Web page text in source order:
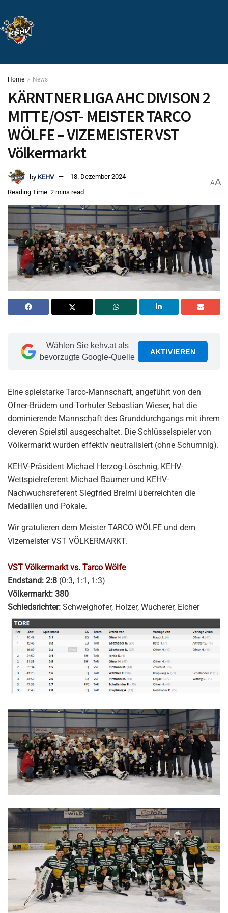
Home News
KÄRNTNER LIGA AHC DIVISON 2
MITTE/OST- MEISTER TARCO
WÖLFE – VIZEMEISTER VST
Völkermarkt
by KEHV
18. Dezember 2024
Reading Time: 2 mins read
AA
Wählen Sie kehv.at als
bevorzugte Google-Quelle
AKTIVIEREN
Eine spielstarke Tarco-Mannschaft, angeführt von den
Ofner-Brüdern und Torhüter Sebastian Wieser, hat die
dominierende Mannschaft des Grunddurchgangs mit ihrem
cleveren Spielstil ausgeschaltet. Die Schlüsselspieler von
Völkermarkt wurden effektiv neutralisiert (ohne Schumnig).
KEHV-Präsident Michael Herzog-Löschnig, KEHV-
Wettspielreferent Michael Baumer und KEHV-
Nachwuchsreferent Siegfried Breiml überreichten die
Medaillen und Pokale.
Wir gratulieren dem Meister TARCO WÖLFE und dem
Vizemeister VST VÖLKERMARKT.
VST Völkermarkt vs. Tarco Wölfe
Endstand: 2:8 (0:3, 1:1, 1:3)
Völkermarkt: 380
Schiedsrichter: Schweighofer, Holzer, Wucherer, Eicher